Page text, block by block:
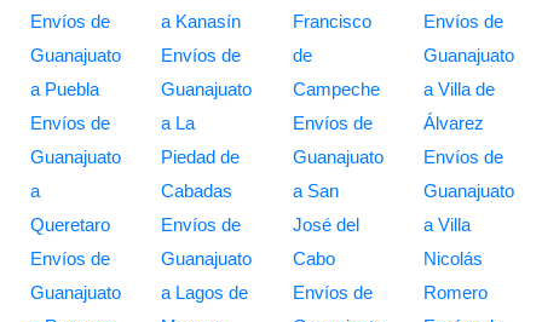
Envíos de
Guanajuato
a Puebla
Envíos de
Guanajuato
a
Queretaro
Envíos de
Guanajuato
a Kanasín
Envíos de
Guanajuato
a La
Piedad de
Cabadas
Envíos de
Guanajuato
a Lagos de
Francisco
de
Campeche
Envíos de
Guanajuato
a San
José del
Cabo
Envíos de
Envíos de
Guanajuato
a Villa de
Álvarez
Envíos de
Guanajuato
a Villa
Nicolás
Romero